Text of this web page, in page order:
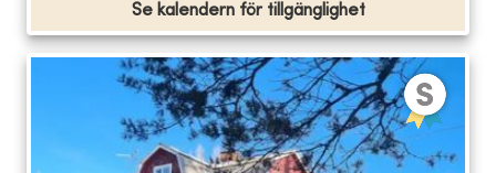
Se kalendern för tillgänglighet